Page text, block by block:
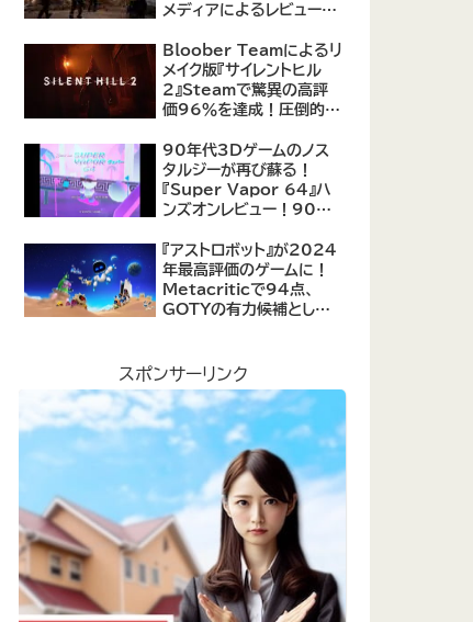
メディアによるレビューが
ラクター育成システムは好
評、戦闘システムは賛否あ
り
Bloober Teamによるリ
メイク版『サイレントヒル
2』Steamで驚異の高評
価96％を達成！圧倒的な
の復活
90年代3Dゲームのノス
タルジーが再び蘇る！
『Super Vapor 64』ハ
ンズオンレビュー！90年
再現したノスタルジックア
クション
『アストロボット』が2024
年最高評価のゲームに！
Metacriticで94点、
GOTYの有力候補として
スポンサーリンク